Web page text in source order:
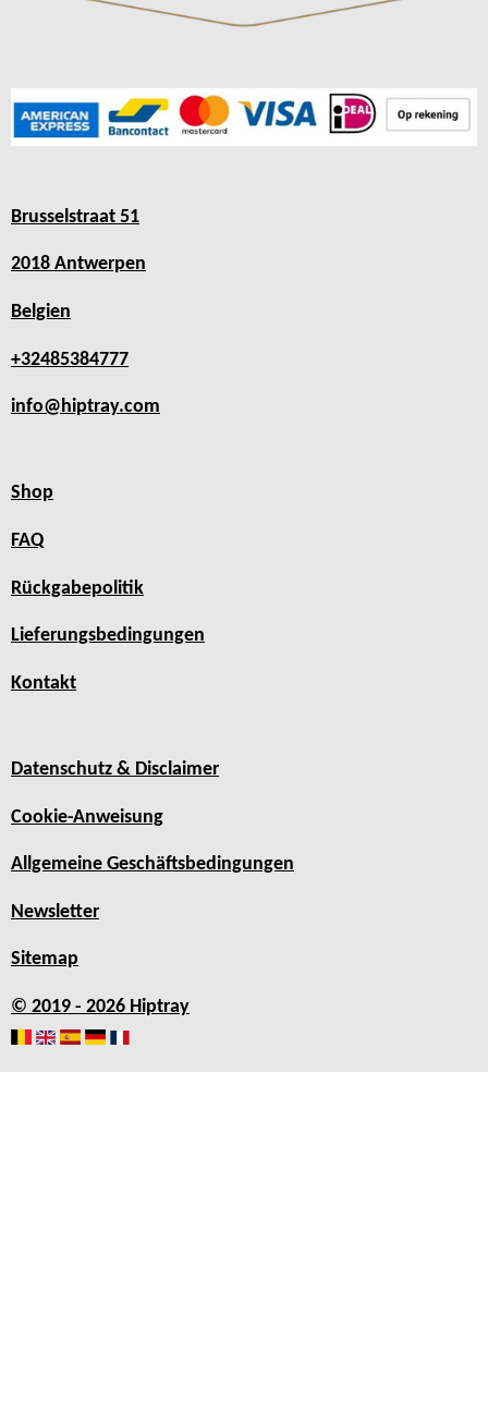
Brusselstraat 51
2018 Antwerpen
Belgien
+32485384777
info@hiptray.com
Shop
FAQ
Rückgabepolitik
Lieferungsbedingungen
Kontakt
Datenschutz & Disclaimer
Cookie-Anweisung
Allgemeine Geschäftsbedingungen
Newsletter
Sitemap
© 2019 - 2026 Hiptray